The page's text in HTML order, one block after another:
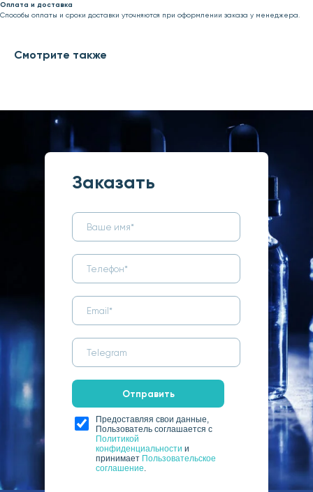
Оплата и доставка
Способы оплаты и сроки доставки уточняются при оформлении заказа у менеджера.
Смотрите также
Заказать
Отправить
Предоставляя свои данные,
Пользователь соглашается с
Политикой
конфиденциальности и
принимает Пользовательское
соглашение.